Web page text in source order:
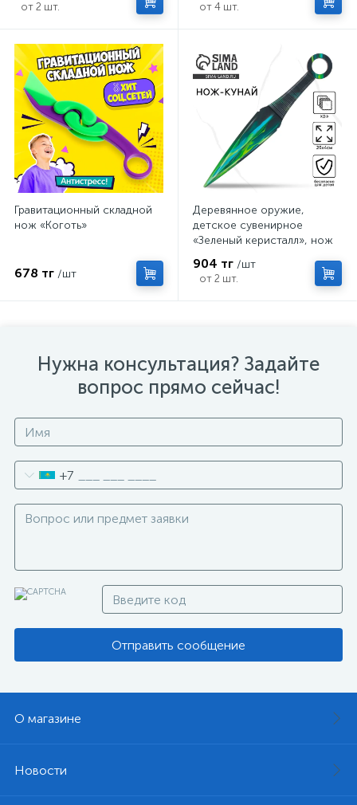
от 2 шт. от 4 шт.
Гравитационный складной
нож «Коготь»
678 тг /шт
Деревянное оружие,
детское сувенирное
«Зеленый керисталл», нож
904 тг /шт
от 2 шт.
Нужна консультация? Задайте
вопрос прямо сейчас!
+7
Отправить сообщение
О магазине
Новости